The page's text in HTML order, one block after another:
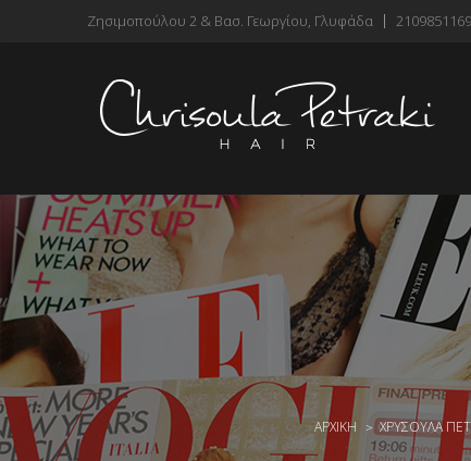
Ζησιμοπούλου 2 & Βασ. Γεωργίου, Γλυφάδα
ΑΡΧΙΚΗ ΧΡΥΣΟΎΛΑ